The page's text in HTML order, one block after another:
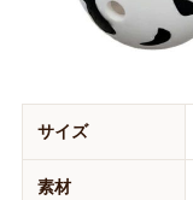
サイズ
素材